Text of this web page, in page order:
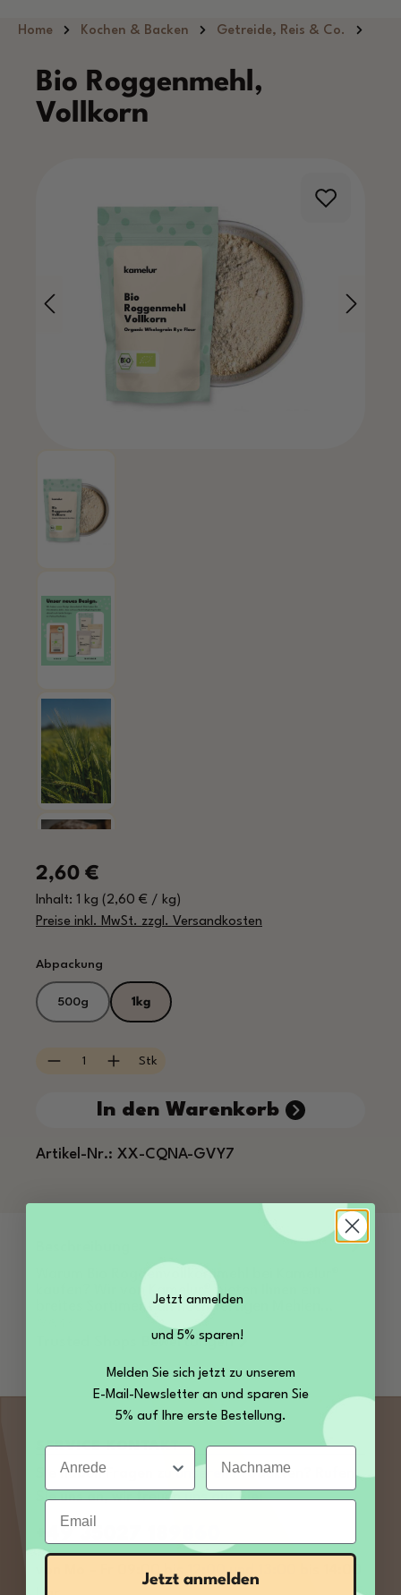
Hauptinhalt springen
Home Kochen & Backen Getreide, Reis & Co.
Bio Roggenmehl,
Vollkorn
Regulärer Preis:
2,60 €
Inhalt: 1 kg (2,60 € / kg)
Preise inkl. MwSt. zzgl. Versandkosten
Abpackung
500g 1kg
Produkt Anzahl: Gib den gewünschten
Stk
In den Warenkorb
Artikel-Nr.: XX-CQNA-GVY7
Warum Bio Roggenvollkornmehl bei Kamelur®
kaufen? Wir von Kamelur® bieten Ihnen ein
breites Sortiment an hochwertigen Mehlen…
Trusted Shops Bewertungen
SERVICE KONTAKT
Sie haben Fragen zu unseren Produkten? Rufen
Sie uns an, wir freuen uns auf Sie:
von Mo – Fr 09:00 bis 12:00 und 13:00 bis 14:00
Jetzt anmelden
und 5% sparen!
Melden Sie sich jetzt zu unserem
E-Mail-Newsletter an und sparen Sie
5% auf Ihre erste Bestellung.
Anrede Nachname
Email
Jetzt anmelden